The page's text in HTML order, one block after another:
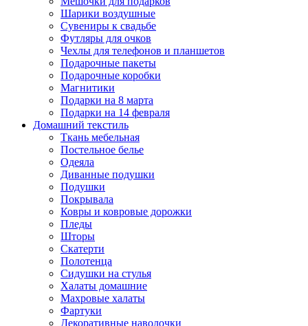
Шарики воздушные
Сувениры к свадьбе
Футляры для очков
Чехлы для телефонов и планшетов
Подарочные пакеты
Подарочные коробки
Магнитики
Подарки на 8 марта
Подарки на 14 февраля
Домашний текстиль
Ткань мебельная
Постельное белье
Одеяла
Диванные подушки
Подушки
Покрывала
Ковры и ковровые дорожки
Пледы
Шторы
Скатерти
Полотенца
Сидушки на стулья
Халаты домашние
Махровые халаты
Фартуки
Декоративные наволочки